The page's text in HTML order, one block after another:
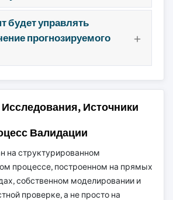
будет управлять
прогнозируемого
Источники
Валидации
на структурированном
процессе, построенном на прямых
собственном моделировании и
проверке, а не просто на